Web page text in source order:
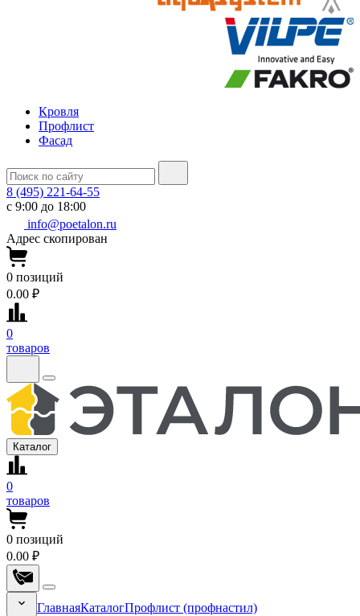
Кровля
Профлист
Фасад
8 (495) 221-64-55
с 9:00 до 18:00
info@poetalon.ru
Адрес скопирован
0 позиций
0.00 ₽
0
товаров
Каталог
0
товаров
0 позиций
0.00 ₽
ГлавнаяКаталогПрофлист (профнастил)